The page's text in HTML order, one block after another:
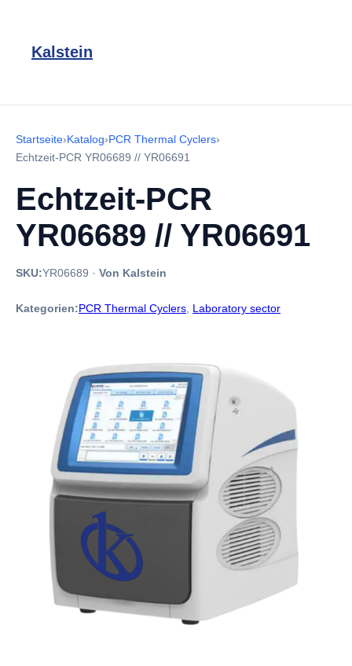
Kalstein
Startseite›Katalog›PCR Thermal Cyclers›
Echtzeit-PCR YR06689 // YR06691
Echtzeit-PCR
YR06689 // YR06691
SKU:YR06689 · Von Kalstein
Kategorien:PCR Thermal Cyclers Laboratory sector